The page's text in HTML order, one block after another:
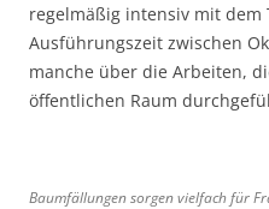
regelmäßig intensiv mit dem
Ausführungszeit zwischen
manche über die Arbeiten,
öffentlichen Raum
Baumfällungen sorgen vielfach für